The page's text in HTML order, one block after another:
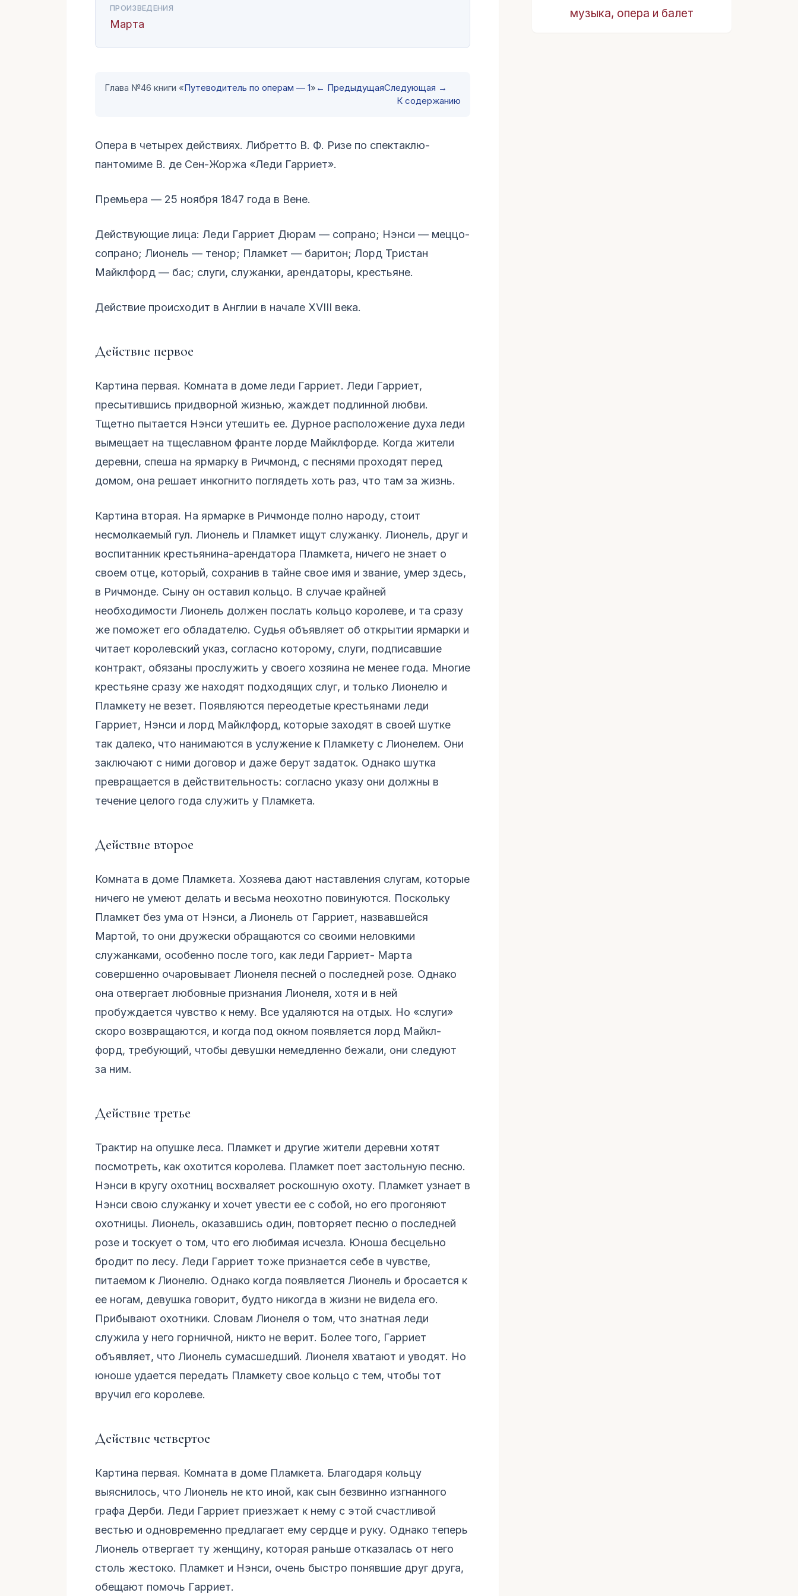
ПРОИЗВЕДЕНИЯ
Марта
Глава №46 книги «Путеводитель по операм — 1» ← ПредыдущаяСледующая →
К содержанию
Опера в четырех действиях. Либретто В. Ф. Ризе по спектаклю-
пантомиме В. де Сен-Жоржа «Леди Гарриет».
Премьера — 25 ноября 1847 года в Вене.
Действующие лица: Леди Гарриет Дюрам — сопрано; Нэнси — меццо-
сопрано; Лионель — тенор; Пламкет — баритон; Лорд Тристан
Майклфорд — бас; слуги, служанки, арендаторы, крестьяне.
Действие происходит в Англии в начале XVIII века.
Действие первое
Картина первая. Комната в доме леди Гарриет. Леди Гарриет,
пресытившись придворной жизнью, жаждет подлинной любви.
Тщетно пытается Нэнси утешить ее. Дурное расположение духа леди
вымещает на тщеславном франте лорде Майклфорде. Когда жители
деревни, спеша на ярмарку в Ричмонд, с песнями проходят перед
домом, она решает инкогнито поглядеть хоть раз, что там за жизнь.
Картина вторая. На ярмарке в Ричмонде полно народу, стоит
несмолкаемый гул. Лионель и Пламкет ищут служанку. Лионель, друг и
воспитанник крестьянина-арендатора Пламкета, ничего не знает о
своем отце, который, сохранив в тайне свое имя и звание, умер здесь,
в Ричмонде. Сыну он оставил кольцо. В случае крайней
необходимости Лионель должен послать кольцо королеве, и та сразу
же поможет его обладателю. Судья объявляет об открытии ярмарки и
читает королевский указ, согласно которому, слуги, подписавшие
контракт, обязаны прослужить у своего хозяина не менее года. Многие
крестьяне сразу же находят подходящих слуг, и только Лионелю и
Пламкету не везет. Появляются переодетые крестьянами леди
Гарриет, Нэнси и лорд Майклфорд, которые заходят в своей шутке
так далеко, что нанимаются в услужение к Пламкету с Лионелем. Они
заключают с ними договор и даже берут задаток. Однако шутка
превращается в действительность: согласно указу они должны в
течение целого года служить у Пламкета.
Действие второе
Комната в доме Пламкета. Хозяева дают наставления слугам, которые
ничего не умеют делать и весьма неохотно повинуются. Поскольку
Пламкет без ума от Нэнси, а Лионель от Гарриет, назвавшейся
Мартой, то они дружески обращаются со своими неловкими
служанками, особенно после того, как леди Гарриет- Марта
совершенно очаровывает Лионеля песней о последней розе. Однако
она отвергает любовные признания Лионеля, хотя и в ней
пробуждается чувство к нему. Все удаляются на отдых. Но «слуги»
скоро возвращаются, и когда под окном появляется лорд Майкл-
форд, требующий, чтобы девушки немедленно бежали, они следуют
за ним.
Действие третье
Трактир на опушке леса. Пламкет и другие жители деревни хотят
посмотреть, как охотится королева. Пламкет поет застольную песню.
Нэнси в кругу охотниц восхваляет роскошную охоту. Пламкет узнает в
Нэнси свою служанку и хочет увести ее с собой, но его прогоняют
охотницы. Лионель, оказавшись один, повторяет песню о последней
розе и тоскует о том, что его любимая исчезла. Юноша бесцельно
бродит по лесу. Леди Гарриет тоже признается себе в чувстве,
питаемом к Лионелю. Однако когда появляется Лионель и бросается к
ее ногам, девушка говорит, будто никогда в жизни не видела его.
Прибывают охотники. Словам Лионеля о том, что знатная леди
служила у него горничной, никто не верит. Более того, Гарриет
объявляет, что Лионель сумасшедший. Лионеля хватают и уводят. Но
юноше удается передать Пламкету свое кольцо с тем, чтобы тот
вручил его королеве.
Действие четвертое
Картина первая. Комната в доме Пламкета. Благодаря кольцу
выяснилось, что Лионель не кто иной, как сын безвинно изгнанного
графа Дерби. Леди Гарриет приезжает к нему с этой счастливой
вестью и одновременно предлагает ему сердце и руку. Однако теперь
Лионель отвергает ту женщину, которая раньше отказалась от него
столь жестоко. Пламкет и Нэнси, очень быстро понявшие друг друга,
обещают помочь Гарриет.
музыка, опера и балет